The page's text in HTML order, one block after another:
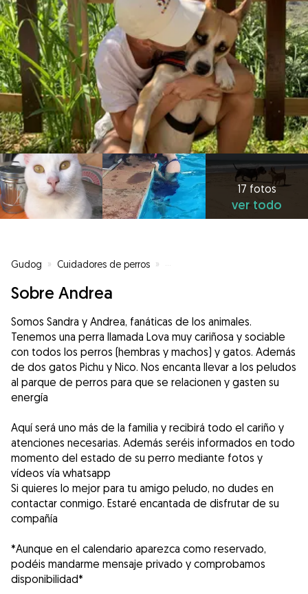
17 fotos
ver todo
Gudog » Cuidadores de perros » Cuidadores de perros en Sevilla
Sobre Andrea
Somos Sandra y Andrea, fanáticas de los animales.
Tenemos una perra llamada Lova muy cariñosa y sociable
con todos los perros (hembras y machos) y gatos. Además
de dos gatos Pichu y Nico. Nos encanta llevar a los peludos
al parque de perros para que se relacionen y gasten su
energía
Aquí será uno más de la familia y recibirá todo el cariño y
atenciones necesarias. Además seréis informados en todo
momento del estado de su perro mediante fotos y
vídeos vía whatsapp
Si quieres lo mejor para tu amigo peludo, no dudes en
contactar conmigo. Estaré encantada de disfrutar de su
compañía
*Aunque en el calendario aparezca como reservado,
podéis mandarme mensaje privado y comprobamos
disponibilidad*